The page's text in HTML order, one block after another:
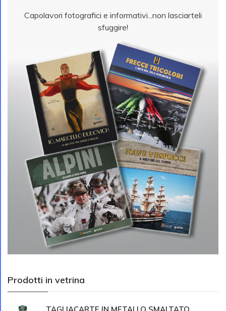
Capolavori fotografici e informativi...non lasciarteli
sfuggire!
Prodotti in vetrina